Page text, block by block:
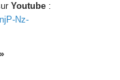
Youtube :
Nz-